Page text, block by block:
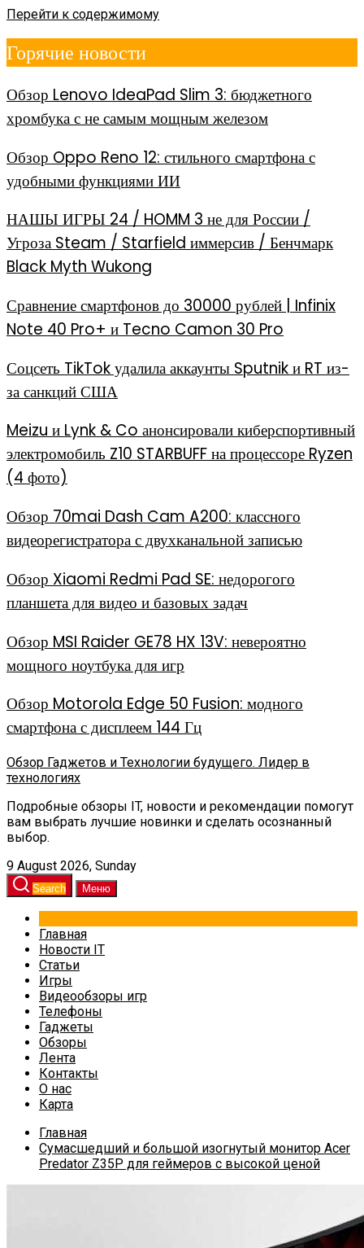
Перейти к содержимому
Горячие новости
Обзор Lenovo IdeaPad Slim 3: бюджетного
хромбука с не самым мощным железом
Обзор Oppo Reno 12: стильного смартфона с
удобными функциями ИИ
НАШЫ ИГРЫ 24 / HOMM 3 не для России /
Угроза Steam / Starfield иммерсив / Бенчмарк
Black Myth Wukong
Сравнение смартфонов до 30000 рублей | Infinix
Note 40 Pro+ и Tecno Camon 30 Pro
Соцсеть TikTok удалила аккаунты Sputnik и RT из-
за санкций США
Meizu и Lynk & Co анонсировали киберспортивный
электромобиль Z10 STARBUFF на процессоре Ryzen
(4 фото)
Обзор 70mai Dash Cam A200: классного
видеорегистратора с двухканальной записью
Обзор Xiaomi Redmi Pad SE: недорогого
планшета для видео и базовых задач
Обзор MSI Raider GE78 HX 13V: невероятно
мощного ноутбука для игр
Обзор Motorola Edge 50 Fusion: модного
смартфона с дисплеем 144 Гц
Обзор Гаджетов и Технологии будущего. Лидер в
технологиях
Подробные обзоры IT, новости и рекомендации помогут
вам выбрать лучшие новинки и сделать осознанный
выбор.
9 August 2026, Sunday
Search Меню
Главная
Новости IT
Статьи
Игры
Видеообзоры игр
Телефоны
Гаджеты
Обзоры
Лента
Контакты
О нас
Карта
Главная
Сумасшедший и большой изогнутый монитор Acer
Predator Z35P для геймеров с высокой ценой